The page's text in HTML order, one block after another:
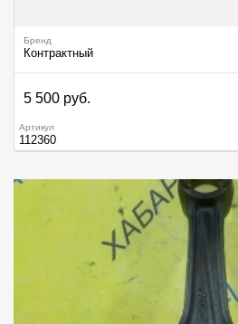
Бренд
Контрактный
5 500 руб.
Артикул
112360